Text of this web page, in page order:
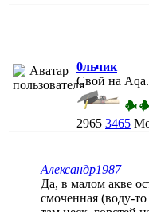
0льчик
Свой на
2965 3465
Александр1987
Да, в малом акве
смоченная (воду-